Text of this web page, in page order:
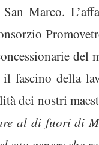
Marco.
fascino della
dei nostri
al di fuori di